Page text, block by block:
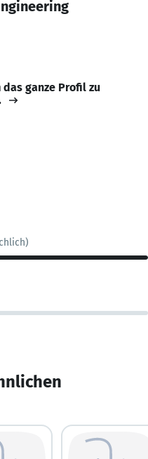
das ganze Profil zu